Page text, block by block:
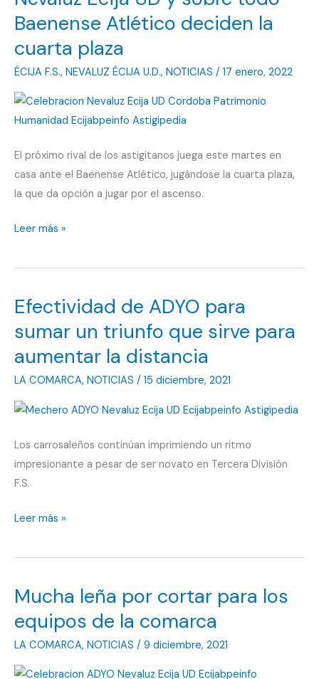
lo
todo
en
cada
Baenense Atlético deciden la
cuarta plaza
ÉCIJA F.S., NEVALUZ ÉCIJA U.D., NOTICIAS / 17 enero, 2022
El próximo rival de los astigitanos juega este martes en
casa ante el Baenense Atlético, jugándose la cuarta plaza,
la que da opción a jugar por el ascenso.
Nevaluz
UD
sobre
Atlético
deciden
la
plaza
Leer más »
Efectividad de ADYO para
sumar un triunfo que sirve para
aumentar la distancia
LA COMARCA, NOTICIAS / 15 diciembre, 2021
Los carrosaleños continúan imprimiendo un ritmo
impresionante a pesar de ser novato en Tercera División
F.S.
Efectividad
ADYO
sumar
triunfo
que
sirve
Leer más »
Mucha leña por cortar para los
equipos de la comarca
LA COMARCA, NOTICIAS / 9 diciembre, 2021